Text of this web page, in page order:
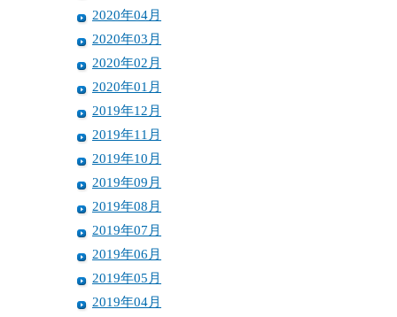
2020年04月
2020年03月
2020年02月
2020年01月
2019年12月
2019年11月
2019年10月
2019年09月
2019年08月
2019年07月
2019年06月
2019年05月
2019年04月